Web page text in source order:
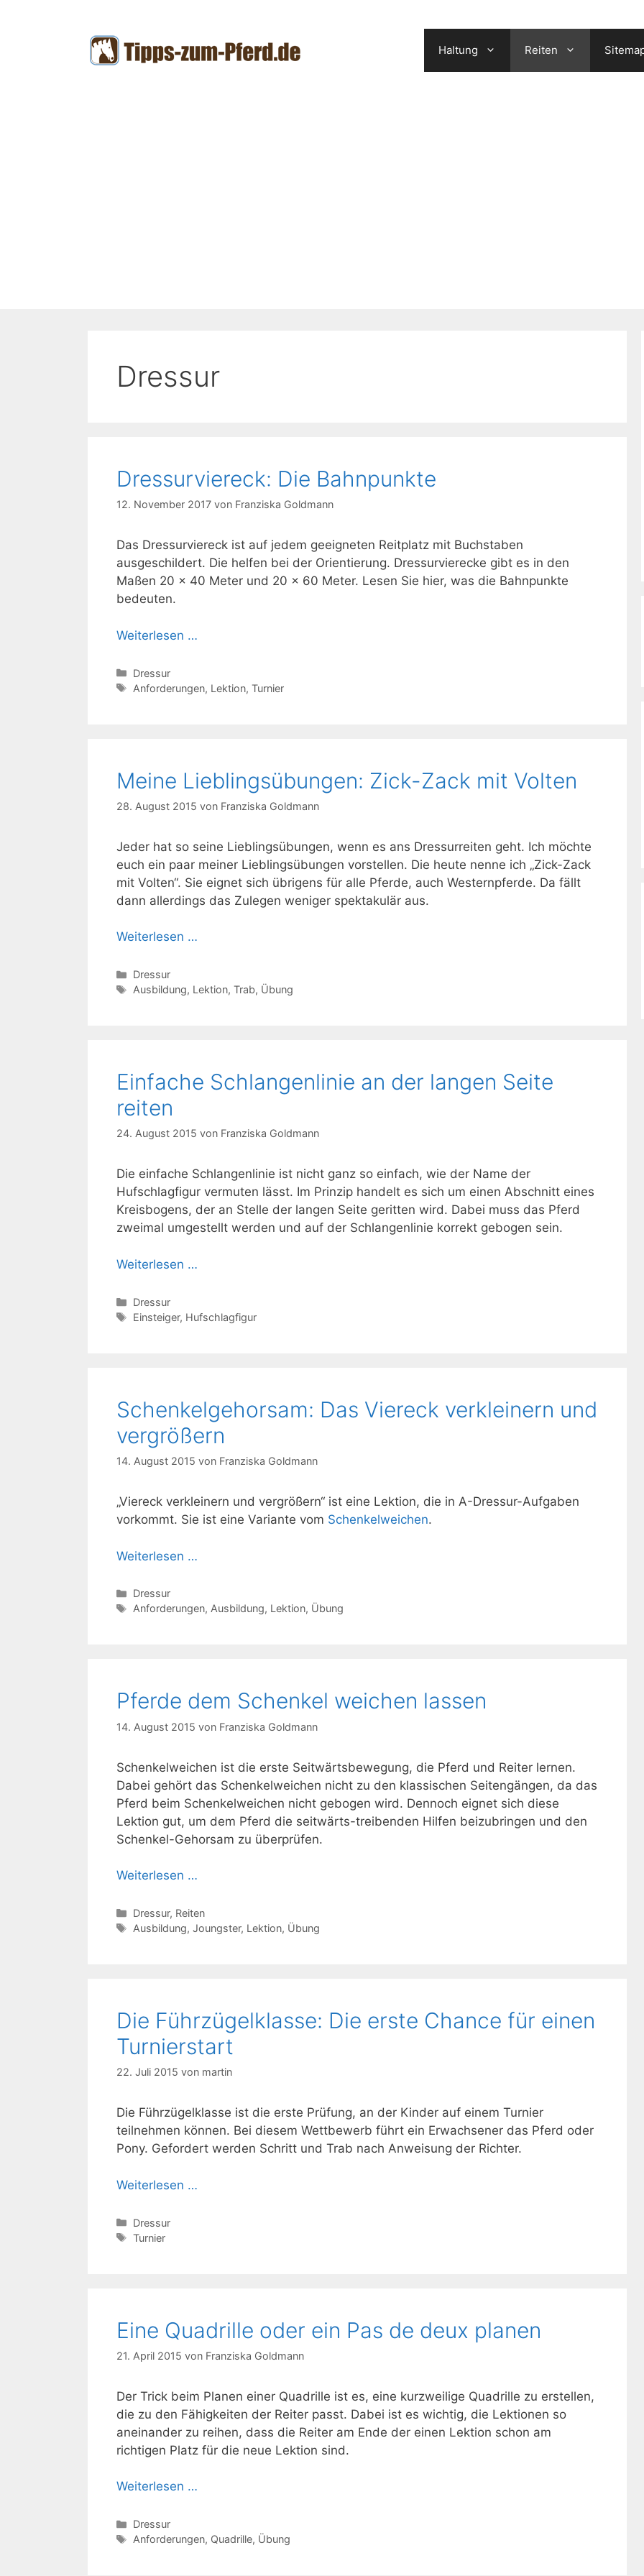
Haltung Reiten
Dressur
Dressurviereck: Die Bahnpunkte
12. November 2017 von Franziska Goldmann
Das Dressurviereck ist auf jedem geeigneten Reitplatz mit Buchstaben
ausgeschildert. Die helfen bei der Orientierung. Dressurvierecke gibt es in den
Maßen 20 x 40 Meter und 20 x 60 Meter. Lesen Sie hier, was die Bahnpunkte
bedeuten.
Weiterlesen …
Kategorien
Dressur
Schlagwörter
Anforderungen, Lektion,Turnier
Meine Lieblingsübungen: Zick-Zack mit Volten
28. August 2015 von Franziska Goldmann
Jeder hat so seine Lieblingsübungen, wenn es ans Dressurreiten geht. Ich möchte
euch ein paar meiner Lieblingsübungen vorstellen. Die heute nenne ich „Zick-Zack
mit Volten“. Sie eignet sich übrigens für alle Pferde, auch Westernpferde. Da fällt
dann allerdings das Zulegen weniger spektakulär aus.
Weiterlesen …
Kategorien
Dressur
Schlagwörter
Ausbildung, Lektion,Trab, Übung
Einfache Schlangenlinie an der langen Seite
reiten
24. August 2015 von Franziska Goldmann
Die einfache Schlangenlinie ist nicht ganz so einfach, wie der Name der
Hufschlagfigur vermuten lässt. Im Prinzip handelt es sich um einen Abschnitt eines
Kreisbogens, der an Stelle der langen Seite geritten wird. Dabei muss das Pferd
zweimal umgestellt werden und auf der Schlangenlinie korrekt gebogen sein.
Weiterlesen …
Kategorien
Dressur
Schlagwörter
Einsteiger, Hufschlagfigur
Schenkelgehorsam: Das Viereck verkleinern und
vergrößern
14. August 2015 von Franziska Goldmann
„Viereck verkleinern und vergrößern“ ist eine Lektion, die in A-Dressur-Aufgaben
vorkommt. Sie ist eine Variante vom Schenkelweichen.
Weiterlesen …
Kategorien
Dressur
Schlagwörter
Anforderungen,Ausbildung, Lektion, Übung
Pferde dem Schenkel weichen lassen
14. August 2015 von Franziska Goldmann
Schenkelweichen ist die erste Seitwärtsbewegung, die Pferd und Reiter lernen.
Dabei gehört das Schenkelweichen nicht zu den klassischen Seitengängen, da das
Pferd beim Schenkelweichen nicht gebogen wird. Dennoch eignet sich diese
Lektion gut, um dem Pferd die seitwärts-treibenden Hilfen beizubringen und den
Schenkel-Gehorsam zu überprüfen.
Weiterlesen …
Kategorien
Dressur, Reiten
Schlagwörter
Ausbildung,Joungster, Lektion, Übung
Die Führzügelklasse: Die erste Chance für einen
Turnierstart
22. Juli 2015 von martin
Die Führzügelklasse ist die erste Prüfung, an der Kinder auf einem Turnier
teilnehmen können. Bei diesem Wettbewerb führt ein Erwachsener das Pferd oder
Pony. Gefordert werden Schritt und Trab nach Anweisung der Richter.
Weiterlesen …
Kategorien
Dressur
Schlagwörter
Turnier
Eine Quadrille oder ein Pas de deux planen
21. April 2015 von Franziska Goldmann
Der Trick beim Planen einer Quadrille ist es, eine kurzweilige Quadrille zu erstellen,
die zu den Fähigkeiten der Reiter passt. Dabei ist es wichtig, die Lektionen so
aneinander zu reihen, dass die Reiter am Ende der einen Lektion schon am
richtigen Platz für die neue Lektion sind.
Weiterlesen …
Kategorien
Dressur
Schlagwörter
Anforderungen, Quadrille, Übung